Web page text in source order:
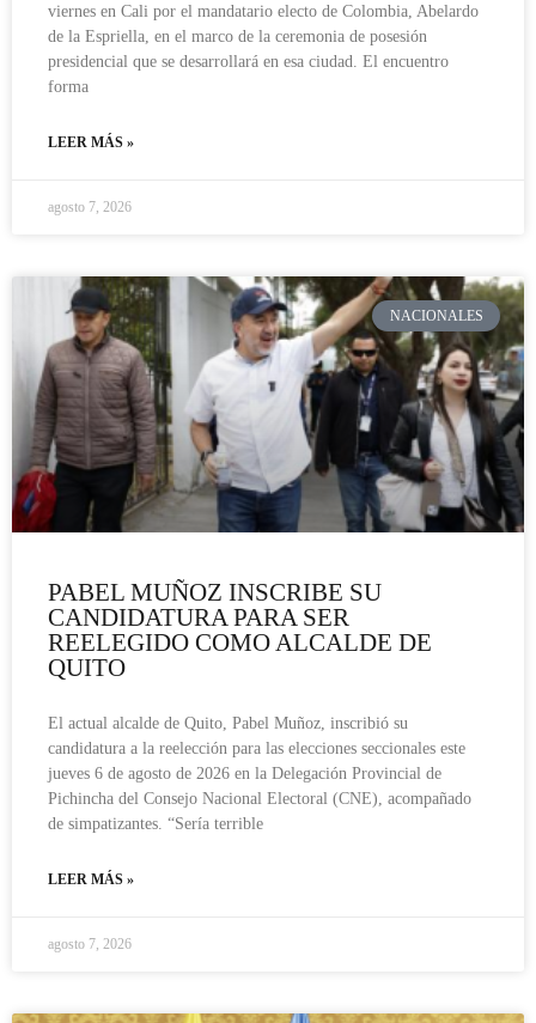
viernes en Cali por el mandatario electo de Colombia, Abelardo
de la Espriella, en el marco de la ceremonia de posesión
presidencial que se desarrollará en esa ciudad. El encuentro
forma
LEER MÁS »
agosto 7, 2026
NACIONALES
PABEL MUÑOZ INSCRIBE SU
CANDIDATURA PARA SER
REELEGIDO COMO ALCALDE DE
QUITO
El actual alcalde de Quito, Pabel Muñoz, inscribió su
candidatura a la reelección para las elecciones seccionales este
jueves 6 de agosto de 2026 en la Delegación Provincial de
Pichincha del Consejo Nacional Electoral (CNE), acompañado
de simpatizantes. “Sería terrible
LEER MÁS »
agosto 7, 2026